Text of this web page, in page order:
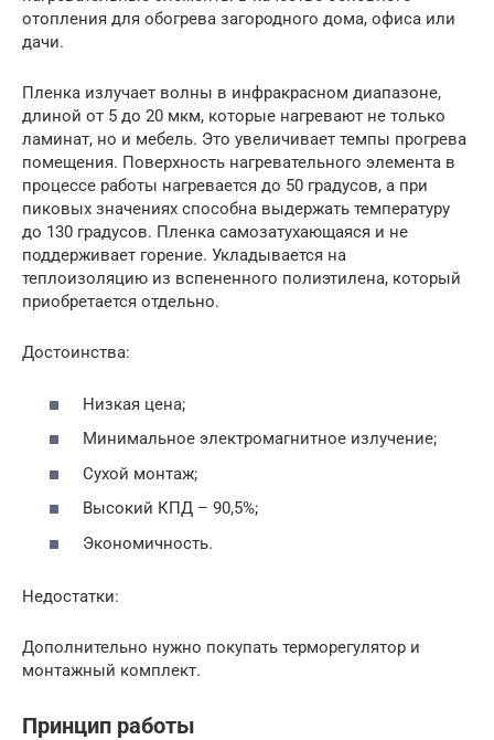
отопления для обогрева загородного дома, офиса или
дачи.
Пленка излучает волны в инфракрасном диапазоне,
длиной от 5 до 20 мкм, которые нагревают не только
ламинат, но и мебель. Это увеличивает темпы прогрева
помещения. Поверхность нагревательного элемента в
процессе работы нагревается до 50 градусов, а при
пиковых значениях способна выдержать температуру
до 130 градусов. Пленка самозатухающаяся и не
поддерживает горение. Укладывается на
теплоизоляцию из вспененного полиэтилена, который
приобретается отдельно.
Достоинства:
Низкая цена;
Минимальное электромагнитное излучение;
Сухой монтаж;
Высокий КПД – 90,5%;
Экономичность.
Недостатки:
Дополнительно нужно покупать терморегулятор и
монтажный комплект.
Принцип работы